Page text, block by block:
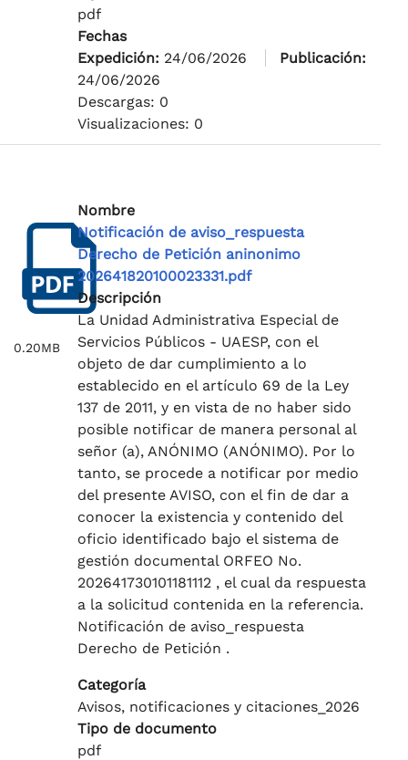
pdf
Fechas
Expedición: 24/06/2026
Publicación:
24/06/2026
Descargas: 0
Visualizaciones: 0
0.20MB
Nombre
Notificación de aviso_respuesta
Derecho de Petición aninonimo
202641820100023331.pdf
Descripción
La Unidad Administrativa Especial de
Servicios Públicos - UAESP, con el
objeto de dar cumplimiento a lo
establecido en el artículo 69 de la Ley
137 de 2011, y en vista de no haber sido
posible notificar de manera personal al
señor (a), ANÓNIMO (ANÓNIMO). Por lo
tanto, se procede a notificar por medio
del presente AVISO, con el fin de dar a
conocer la existencia y contenido del
oficio identificado bajo el sistema de
gestión documental ORFEO No.
202641730101181112 , el cual da respuesta
a la solicitud contenida en la referencia.
Notificación de aviso_respuesta
Derecho de Petición .
Categoría
Avisos, notificaciones y citaciones_2026
Tipo de documento
pdf